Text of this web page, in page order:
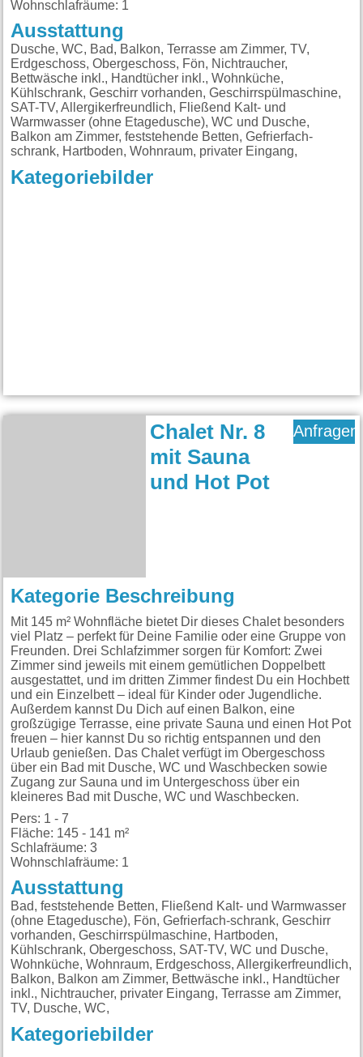
Wohnschlafräume: 1
Ausstattung
Dusche, WC, Bad, Balkon, Terrasse am Zimmer, TV,
Erdgeschoss, Obergeschoss, Fön, Nichtraucher,
Bettwäsche inkl., Handtücher inkl., Wohnküche,
Kühlschrank, Geschirr vorhanden, Geschirrspülmaschine,
SAT-TV, Allergikerfreundlich, Fließend Kalt- und
Warmwasser (ohne Etagedusche), WC und Dusche,
Balkon am Zimmer, feststehende Betten, Gefrierfach-
schrank, Hartboden, Wohnraum, privater Eingang,
Kategoriebilder
Chalet Nr. 8
mit Sauna
und Hot Pot
Anfragen
Kategorie Beschreibung
Mit 145 m² Wohnfläche bietet Dir dieses Chalet besonders
viel Platz – perfekt für Deine Familie oder eine Gruppe von
Freunden. Drei Schlafzimmer sorgen für Komfort: Zwei
Zimmer sind jeweils mit einem gemütlichen Doppelbett
ausgestattet, und im dritten Zimmer findest Du ein Hochbett
und ein Einzelbett – ideal für Kinder oder Jugendliche.
Außerdem kannst Du Dich auf einen Balkon, eine
großzügige Terrasse, eine private Sauna und einen Hot Pot
freuen – hier kannst Du so richtig entspannen und den
Urlaub genießen. Das Chalet verfügt im Obergeschoss
über ein Bad mit Dusche, WC und Waschbecken sowie
Zugang zur Sauna und im Untergeschoss über ein
kleineres Bad mit Dusche, WC und Waschbecken.
Pers: 1 - 7
Fläche: 145 - 141 m²
Schlafräume: 3
Wohnschlafräume: 1
Ausstattung
Bad, feststehende Betten, Fließend Kalt- und Warmwasser
(ohne Etagedusche), Fön, Gefrierfach-schrank, Geschirr
vorhanden, Geschirrspülmaschine, Hartboden,
Kühlschrank, Obergeschoss, SAT-TV, WC und Dusche,
Wohnküche, Wohnraum, Erdgeschoss, Allergikerfreundlich,
Balkon, Balkon am Zimmer, Bettwäsche inkl., Handtücher
inkl., Nichtraucher, privater Eingang, Terrasse am Zimmer,
TV, Dusche, WC,
Kategoriebilder